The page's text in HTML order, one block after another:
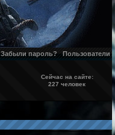
Забыли пароль? Пользователи
Сейчас на сайте:
227 человек